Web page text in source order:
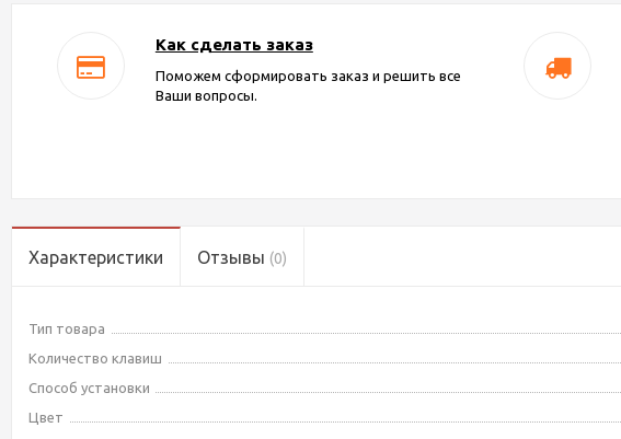
Как сделать заказ
Поможем сформировать заказ и решить все
Ваши вопросы.
Характеристики Отзывы (0)
Тип товара
Количество клавиш
Способ установки
Цвет